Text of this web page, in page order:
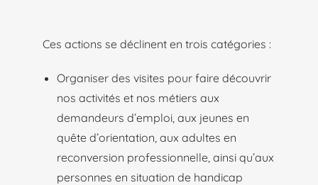
Ces actions se déclinent en trois catégories :
Organiser des visites pour faire découvrir
nos activités et nos métiers aux
demandeurs d’emploi, aux jeunes en
quête d’orientation, aux adultes en
reconversion professionnelle, ainsi qu’aux
personnes en situation de handicap